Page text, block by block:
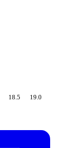
18.5 19.0